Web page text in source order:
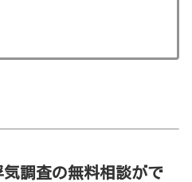
気調査の無料相談がで